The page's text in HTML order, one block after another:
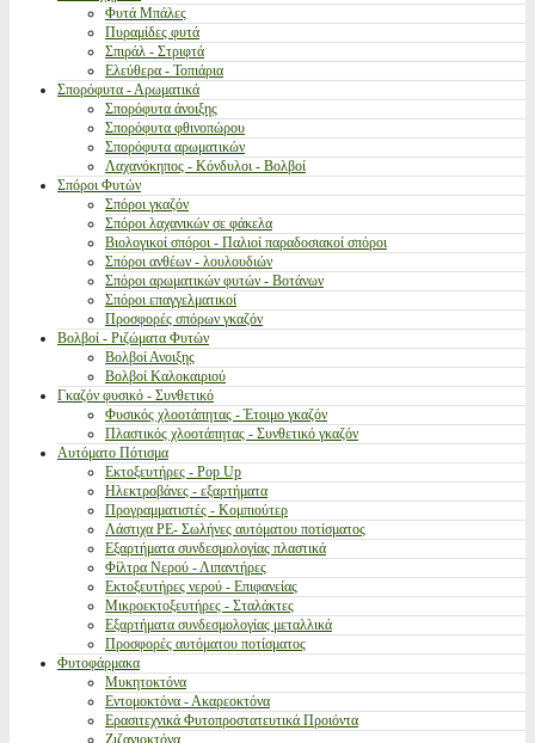
Φυτά Μπάλες
Πυραμίδες φυτά
Σπιράλ - Στριφτά
Ελεύθερα - Τοπιάρια
Σπορόφυτα - Αρωματικά
Σπορόφυτα άνοιξης
Σπορόφυτα φθινοπώρου
Σπορόφυτα αρωματικών
Λαχανόκηπος - Κόνδυλοι - Βολβοί
Σπόροι Φυτών
Σπόροι γκαζόν
Σπόροι λαχανικών σε φάκελα
Βιολογικοί σπόροι - Παλιοί παραδοσιακοί σπόροι
Σπόροι ανθέων - λουλουδιών
Σπόροι αρωματικών φυτών - Βοτάνων
Σπόροι επαγγελματικοί
Προσφορές σπόρων γκαζόν
Βολβοί - Ριζώματα Φυτών
Βολβοί Ανοιξης
Βολβοί Καλοκαιριού
Γκαζόν φυσικό - Συνθετικό
Φυσικός χλοοτάπητας - Έτοιμο γκαζόν
Πλαστικός χλοοτάπητας - Συνθετικό γκαζόν
Αυτόματο Πότισμα
Εκτοξευτήρες - Pop Up
Ηλεκτροβάνες - εξαρτήματα
Προγραμματιστές - Κομπιούτερ
Λάστιχα PE- Σωλήνες αυτόματου ποτίσματος
Εξαρτήματα συνδεσμολογίας πλαστικά
Φίλτρα Νερού - Λιπαντήρες
Εκτοξευτήρες νερού - Επιφανείας
Μικροεκτοξευτήρες - Σταλάκτες
Εξαρτήματα συνδεσμολογίας μεταλλικά
Προσφορές αυτόματου ποτίσματος
Φυτοφάρμακα
Μυκητοκτόνα
Εντομοκτόνα - Ακαρεοκτόνα
Ερασιτεχνικά Φυτοπροστατευτικά Προιόντα
Ζιζανιοκτόνα